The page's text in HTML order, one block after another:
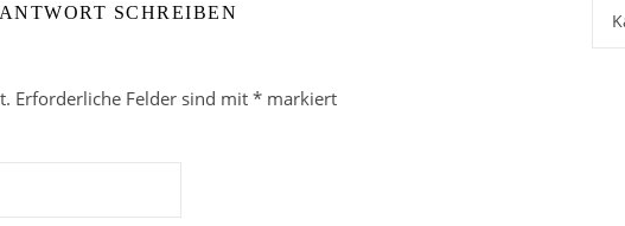
SCHREIBEN
Erforderliche Felder sind mit * markiert